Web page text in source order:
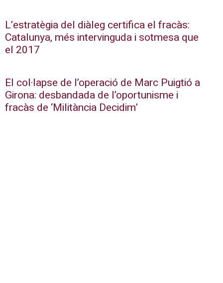
L’estratègia del diàleg certifica el fracàs:
Catalunya, més intervinguda i sotmesa que
el 2017
El col·lapse de l’operació de Marc Puigtió a
Girona: desbandada de l’oportunisme i
fracàs de ‘Militància Decidim’